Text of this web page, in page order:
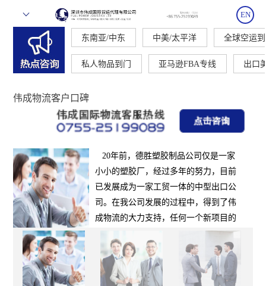
EN
东南亚/中东 中美/太平洋 全球空运
私人物品到门 亚马逊FBA专线 出口
伟成物流客户口碑
20年前，德胜塑胶制品公司仅是一家
小小的塑胶厂，经过多年的努力，目前
已发展成为一家工贸一体的中型出口公
司。在我公司发展的过程中，得到了伟
成物流的大力支持，任何一个新项目的
开展，伟成总是在物流运输上面提供非
常优化的方案，小至样板的拼箱运输至
整箱批量运输，从出口东南亚到欧洲、
北美、中东太平洋岛屿的合作，伟成物